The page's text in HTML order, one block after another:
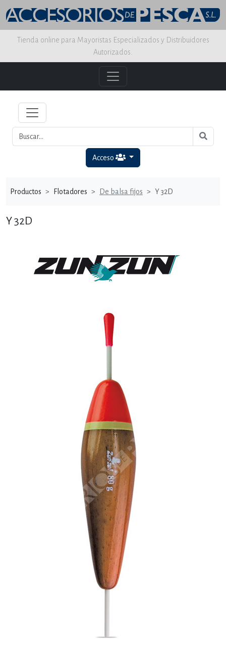
Tienda online para Mayoristas Especializados y Distribuidores
Autorizados.
Acceso
Productos Flotadores De balsa fijos Y 32D
Y 32D